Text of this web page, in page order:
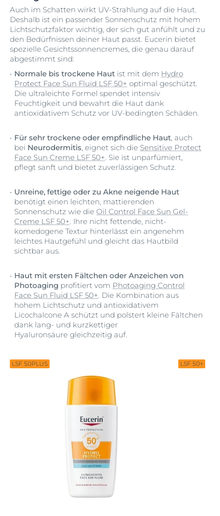
Auch im Schatten wirkt UV-Strahlung auf die Haut.
Deshalb ist ein passender Sonnenschutz mit hohem
Lichtschutzfaktor wichtig, der sich gut anfühlt und zu
den Bedürfnissen deiner Haut passt. Eucerin bietet
spezielle Gesichtssonnencremes, die genau darauf
abgestimmt sind:
Normale bis trockene Haut ist mit dem Hydro
Protect Face Sun Fluid LSF 50+ optimal geschützt.
Die ultraleichte Formel spendet intensiv
Feuchtigkeit und bewahrt die Haut dank
antioxidativem Schutz vor UV-bedingten Schäden.
Für sehr trockene oder empfindliche Haut, auch
bei Neurodermitis, eignet sich die Sensitive Protect
Face Sun Creme LSF 50+. Sie ist unparfümiert,
pflegt sanft und bietet zuverlässigen Schutz.
Unreine, fettige oder zu Akne neigende Haut
benötigt einen leichten, mattierenden
Sonnenschutz wie die Oil Control Face Sun Gel-
Creme LSF 50+. Ihre nicht fettende, nicht-
komedogene Textur hinterlässt ein angenehm
leichtes Hautgefühl und gleicht das Hautbild
sichtbar aus.
Haut mit ersten Fältchen oder Anzeichen von
Photoaging profitiert vom Photoaging Control
Face Sun Fluid LSF 50+. Die Kombination aus
hohem Lichtschutz und antioxidativem
Licochalcone A schützt und polstert kleine Fältchen
dank lang- und kurzkettiger
Hyaluronsäure gleichzeitig auf.
LSF 50PLUS LSF 50+